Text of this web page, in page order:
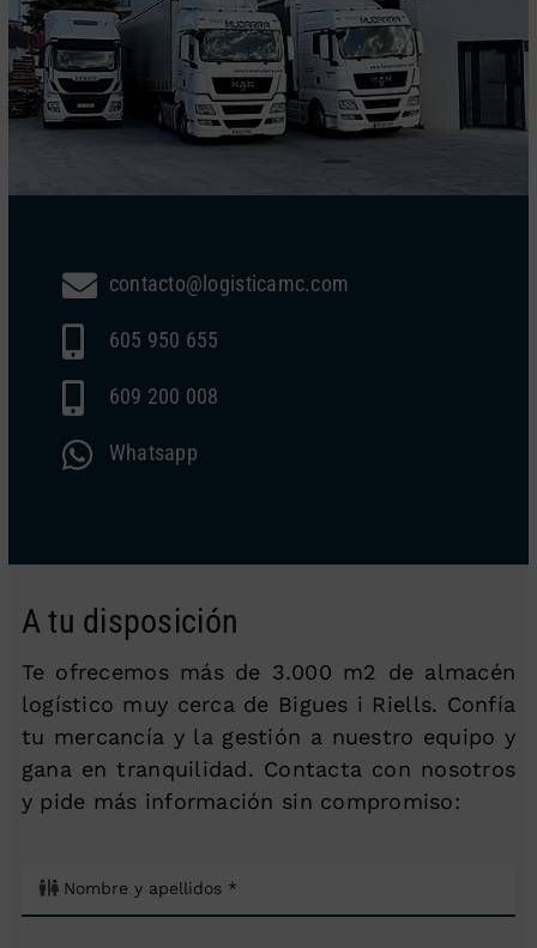
contacto@logisticamc.com
605 950 655
609 200 008
Whatsapp
A tu disposición
Te ofrecemos más de 3.000 m2 de almacén
logístico muy cerca de Bigues i Riells. Confía
tu mercancía y la gestión a nuestro equipo y
gana en tranquilidad. Contacta con nosotros
y pide más información sin compromiso: